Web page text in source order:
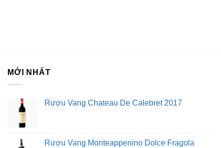
MỚI NHẤT
Rượu Vang Chateau De Calebret 2017
Rượu Vang Monteappenino Dolce Fragola